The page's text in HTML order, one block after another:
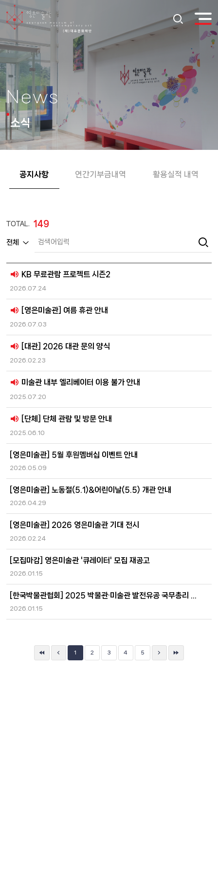
News
소식
공지사항 연간기부금내역 활용실적 내역
TOTAL. 149
KB 무료관람 프로젝트 시즌2
2026.07.24
[영은미술관] 여름 휴관 안내
2026.07.03
[대관] 2026 대관 문의 양식
2026.02.23
미술관 내부 엘리베이터 이용 불가 안내
2025.07.20
[단체] 단체 관람 및 방문 안내
2025.06.10
[영은미술관] 5월 후원멤버십 이벤트 안내
2026.05.09
[영은미술관] 노동절(5.1)&어린이날(5.5) 개관 안내
2026.04.29
[영은미술관] 2026 영은미술관 기대 전시
2026.02.24
[모집마감] 영은미술관 '큐레이터' 모집 재공고
2026.01.15
2026.01.15
1 2 3 4 5